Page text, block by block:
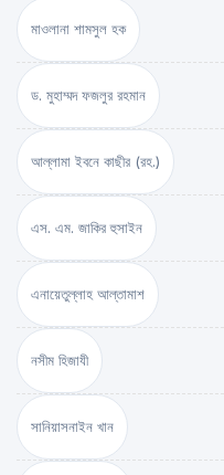
মাওলানা শামসুল হক
ড. মুহাম্মদ ফজলুর রহমান
আল্লামা ইবনে কাছীর (রহ.)
এস. এম. জাকির হুসাইন
এনায়েতুল্লাহ আল্‌তামাশ
নসীম হিজাযী
সানিয়াসনাইন খান